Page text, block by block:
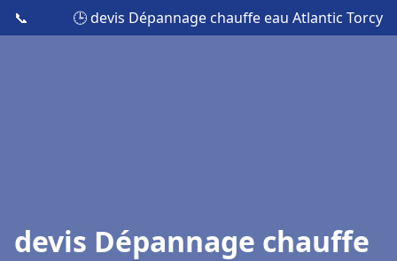
📞 🕒 devis Dépannage chauffe eau Atlantic Torcy
devis Dépannage chauffe